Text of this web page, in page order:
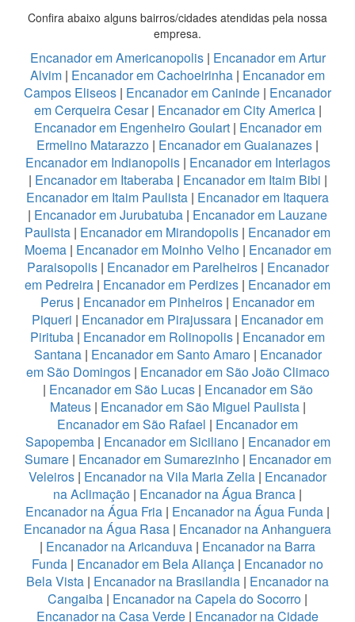
Confira abaixo alguns bairros/cidades atendidas pela nossa
empresa.
Encanador em Americanopolis | Encanador em Artur
Alvim | Encanador em Cachoeirinha | Encanador em
Campos Eliseos | Encanador em Caninde | Encanador
em Cerqueira Cesar| Encanador em City America |
Encanador em Engenheiro Goulart | Encanador em
Ermelino Matarazzo | Encanador em Guaianazes |
Encanador em Indianopolis| Encanador em Interlagos
| Encanador em Itaberaba| Encanador em Itaim Bibi |
Encanador em Itaim Paulista | Encanador em Itaquera
| Encanador em Jurubatuba | Encanador em Lauzane
Paulista | Encanador em Mirandopolis | Encanador em
Moema| Encanador em Moinho Velho | Encanador em
Paraisopolis| Encanador em Parelheiros| Encanador
em Pedreira | Encanador em Perdizes | Encanador em
Perus | Encanador em Pinheiros | Encanador em
Piqueri | Encanador em Pirajussara | Encanador em
Pirituba | Encanador em Rolinopolis | Encanador em
Santana| Encanador em Santo Amaro| Encanador
em São Domingos| Encanador em São João Climaco
| Encanador em São Lucas| Encanador em São
Mateus | Encanador em São Miguel Paulista|
Encanador em São Rafael | Encanador em
Sapopemba | Encanador em Siciliano| Encanador em
Sumare| Encanador em Sumarezinho| Encanador em
Veleiros | Encanador na Vila Maria Zelia | Encanador
na Aclimação | Encanador na Água Branca |
Encanador na Água Fria | Encanador na Água Funda |
Encanador na Água Rasa | Encanador na Anhanguera
| Encanador na Aricanduva | Encanador na Barra
Funda | Encanador em Bela Aliança | Encanador no
Bela Vista | Encanador na Brasilandia | Encanador na
Cangaiba | Encanador na Capela do Socorro |
Encanador na Casa Verde | Encanador na Cidade